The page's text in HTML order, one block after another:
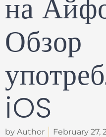
на
Обзор
iOS
by Author February 27,